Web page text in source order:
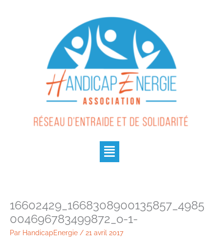
Menu
16602429_1668308900135857_4985
004696783499872_o-1-
Par HandicapEnergie / 21 avril 2017